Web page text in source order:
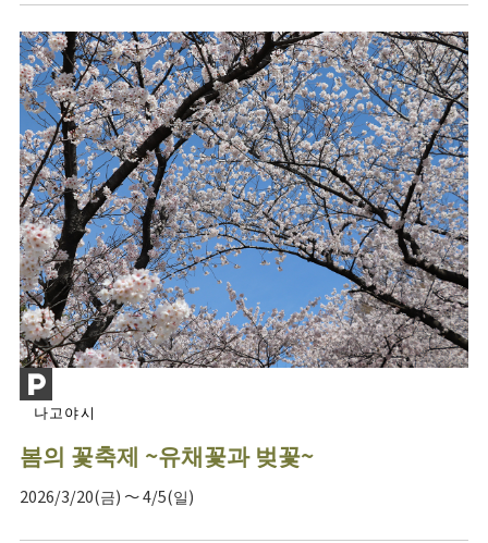
나고야시
봄의 꽃축제 ~유채꽃과 벚꽃~
2026/3/20(금) ～ 4/5(일)